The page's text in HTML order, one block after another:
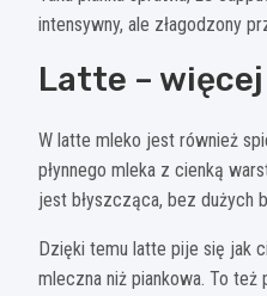
intensywny, ale złagodzony
Latte –
W latte mleko jest również
płynnego mleka z cienką
jest błyszcząca, bez dużych
Dzięki temu latte pije się jak
mleczna niż piankowa. To